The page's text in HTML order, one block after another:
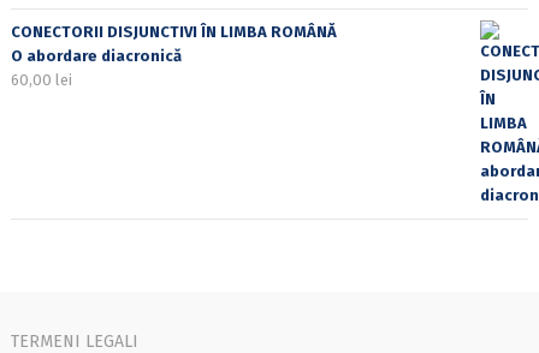
CONECTORII DISJUNCTIVI ÎN LIMBA ROMÂNĂ
O abordare diacronică
60,00 lei
TERMENI LEGALI